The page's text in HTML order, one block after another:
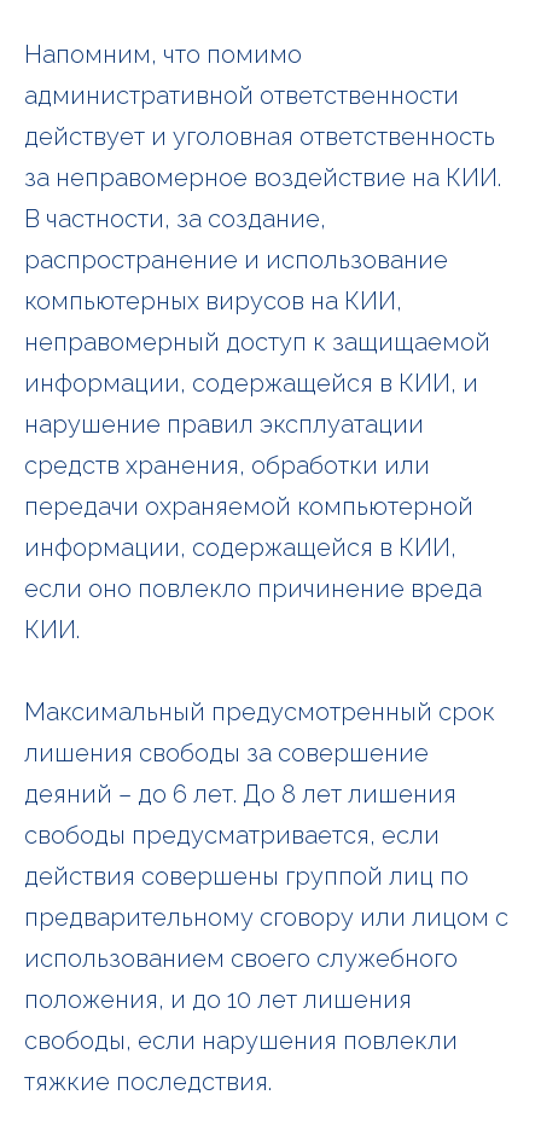
Напомним, что помимо
административной ответственности
действует и уголовная ответственность
за неправомерное воздействие на КИИ.
В частности, за создание,
распространение и использование
компьютерных вирусов на КИИ,
неправомерный доступ к защищаемой
информации, содержащейся в КИИ, и
нарушение правил эксплуатации
средств хранения, обработки или
передачи охраняемой компьютерной
информации, содержащейся в КИИ,
если оно повлекло причинение вреда
КИИ.
Максимальный предусмотренный срок
лишения свободы за совершение
деяний – до 6 лет. До 8 лет лишения
свободы предусматривается, если
действия совершены группой лиц по
предварительному сговору или лицом с
использованием своего служебного
положения, и до 10 лет лишения
свободы, если нарушения повлекли
тяжкие последствия.